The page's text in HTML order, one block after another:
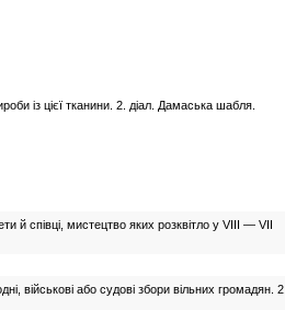
із цієї тканини. 2. діал. Дамаська шабля.
й співці, мистецтво яких розквітло у VІІІ — VII
військові або судові збори вільних громадян. 2.